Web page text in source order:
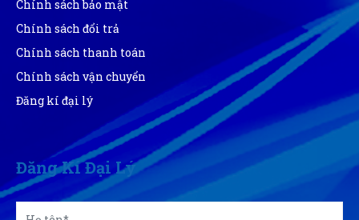
Hà Nhật
(Đánh giá 1 năm trước)
Bạn nên thử sử dụng sản phẩm 1 lần, chắc chắn cũng
sẽ bất ngờ giống tôi, quá hài lòng
TA
Tuấn Anh
(Đánh giá 1 năm trước)
hơi bị xịn xò. khách trung thành luôn
Chính sách bảo mật
Chính sách đổi trả
Chính sách thanh toán
Chính sách vận chuyển
Đăng kí đại lý
Đăng Kí Đại Lý